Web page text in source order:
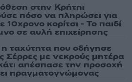
στην Κρήτη:
πόσο να πληρώσει για
10χρονο κορίτσι - Το παιδί
σε αυλή επιχείρησης
ταχύτητα που οδήγησε
Σέρρες με νεκρούς μητέρα
απέσπασε την προσοχή
πραγματογνώμονας